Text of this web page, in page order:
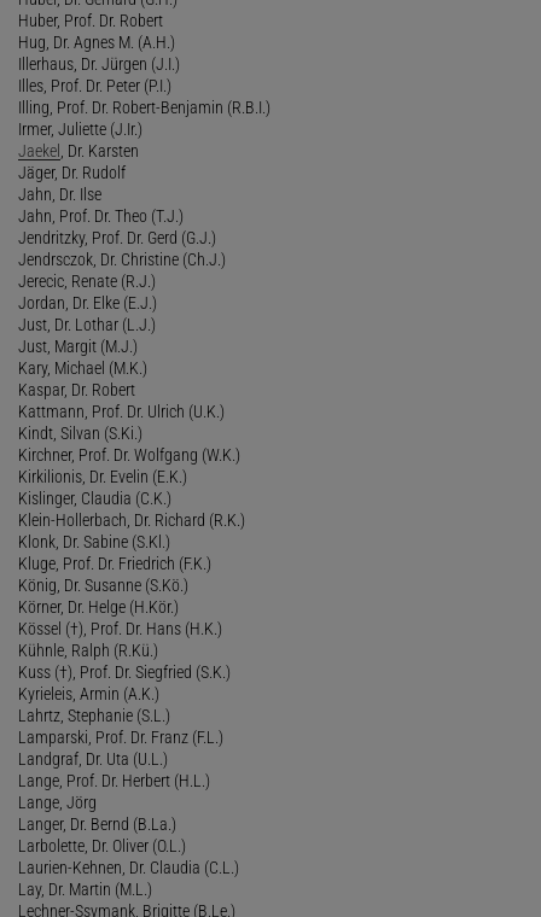
Huber, Prof. Dr. Robert
Hug, Dr. Agnes M. (A.H.)
Illerhaus, Dr. Jürgen (J.I.)
Illes, Prof. Dr. Peter (P.I.)
Illing, Prof. Dr. Robert-Benjamin (R.B.I.)
Irmer, Juliette (J.Ir.)
Jaekel , Dr. Karsten
Jäger, Dr. Rudolf
Jahn, Dr. Ilse
Jahn, Prof. Dr. Theo (T.J.)
Jendritzky, Prof. Dr. Gerd (G.J.)
Jendrsczok, Dr. Christine (Ch.J.)
Jerecic, Renate (R.J.)
Jordan, Dr. Elke (E.J.)
Just, Dr. Lothar (L.J.)
Just, Margit (M.J.)
Kary, Michael (M.K.)
Kaspar, Dr. Robert
Kattmann, Prof. Dr. Ulrich (U.K.)
Kindt, Silvan (S.Ki.)
Kirchner, Prof. Dr. Wolfgang (W.K.)
Kirkilionis, Dr. Evelin (E.K.)
Kislinger, Claudia (C.K.)
Klein-Hollerbach, Dr. Richard (R.K.)
Klonk, Dr. Sabine (S.Kl.)
Kluge, Prof. Dr. Friedrich (F.K.)
König, Dr. Susanne (S.Kö.)
Körner, Dr. Helge (H.Kör.)
Kössel (†), Prof. Dr. Hans (H.K.)
Kühnle, Ralph (R.Kü.)
Kuss (†), Prof. Dr. Siegfried (S.K.)
Kyrieleis, Armin (A.K.)
Lahrtz, Stephanie (S.L.)
Lamparski, Prof. Dr. Franz (F.L.)
Landgraf, Dr. Uta (U.L.)
Lange, Prof. Dr. Herbert (H.L.)
Lange, Jörg
Langer, Dr. Bernd (B.La.)
Larbolette, Dr. Oliver (O.L.)
Laurien-Kehnen, Dr. Claudia (C.L.)
Lay, Dr. Martin (M.L.)
Lechner-Ssymank, Brigitte (B.Le.)